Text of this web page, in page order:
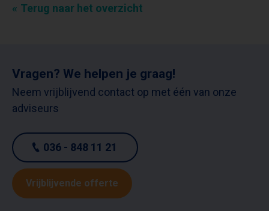
Terug naar het overzicht
Vragen? We helpen je graag!
Neem vrijblijvend contact op met één van onze
adviseurs
036 - 848 11 21
Vrijblijvende offerte